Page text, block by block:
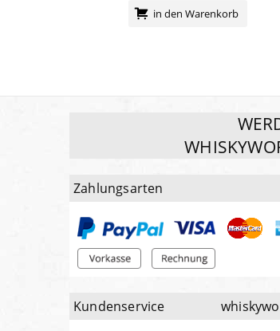
in den Warenkorb
Zahlungsarten
Kundenservice